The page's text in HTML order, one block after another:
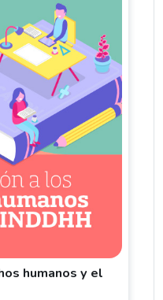
humanos y el